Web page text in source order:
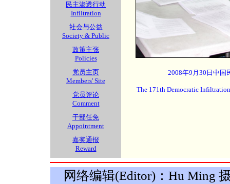
民主渗透行动
Infiltration
社会与公益
Society & Public
政策主张
Policies
党员主页
Members' Site
党员评论
Comment
干部任免
Appointment
嘉奖通报
Reward
2008年9月30日中国
The 171th Democratic
网络编辑(Editor)：Hu Ming